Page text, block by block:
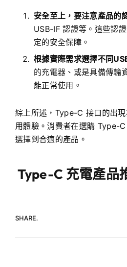
安全至上，要注意產品的
USB-IF 認證等。這些認
定的安全保障。
根據實際需求選擇不同
的充電器、或是具備傳輸
能正常使用。
綜上所述，Type-C 接口的出
用體驗。消費者在選購 Type-
選擇到合適的產品。
Type-C 充電產品
SHARE.